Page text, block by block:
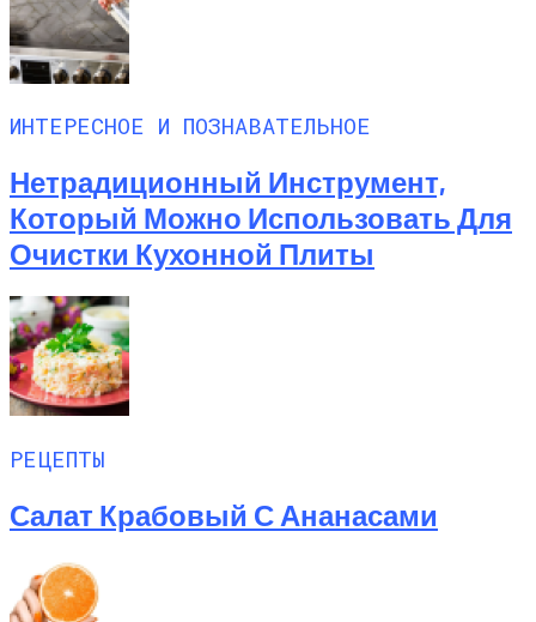
ИНТЕРЕСНОЕ И ПОЗНАВАТЕЛЬНОЕ
Нетрадиционный Инструмент,
Который Можно Использовать Для
Очистки Кухонной Плиты
РЕЦЕПТЫ
Салат Крабовый С Ананасами